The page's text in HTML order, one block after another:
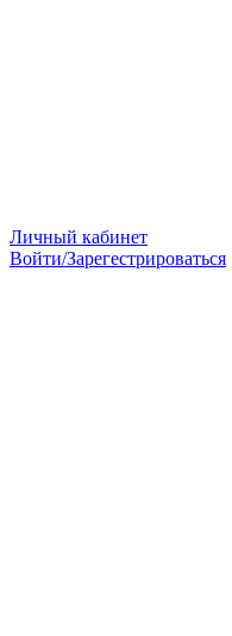
Личный кабинет
Войти/Зарегестрироваться